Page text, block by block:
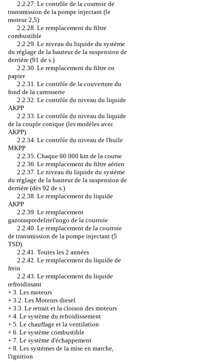
2.2.27. Le contrôle de la courroie de
transmission de la pompe injectant (le
moteur 2,5)
2.2.28. Le remplacement du filtre
combustible
2.2.29. Le niveau du liquide du système
du réglage de la hauteur de la suspension de
derrière (91 de s.)
2.2.30. Le remplacement du filtre en
papier
2.2.31. Le contrôle de la couverture du
fond de la carrosserie
2.2.32. Le contrôle du niveau du liquide
AKPP
2.2.33. Le contrôle du niveau du liquide
de la couple conique (les modèles avec
AKPP)
2.2.34. Le contrôle du niveau de l'huile
MKPP
2.2.35. Chaque 60 000 km de la course
2.2.36. Le remplacement du filtre aérien
2.2.37. Le niveau du liquide du système
du réglage de la hauteur de la suspension de
derrière (dès 92 de s.)
2.2.38. Le remplacement du liquide
AKPP
2.2.39. Le remplacement
gazoraspredelitel'nogo de la courroie
2.2.40. Le remplacement de la courroie
de transmission de la pompe injectant (5
TSD)
2.2.41. Toutes les 2 années
2.2.42. Le remplacement du liquide de
frein
2.2.43. Le remplacement du liquide
refroidissant
+ 3. Les moteurs
+ 3.2. Les Moteurs diesel
+ 3.3. Le retrait et la cloison des moteurs
+ 4. Le système du refroidissement
+ 5. Le chauffage et la ventilation
+ 6. Le système combustible
+ 7. Le système d'échappement
+ 8. Les systèmes de la mise en marche,
l'ignition